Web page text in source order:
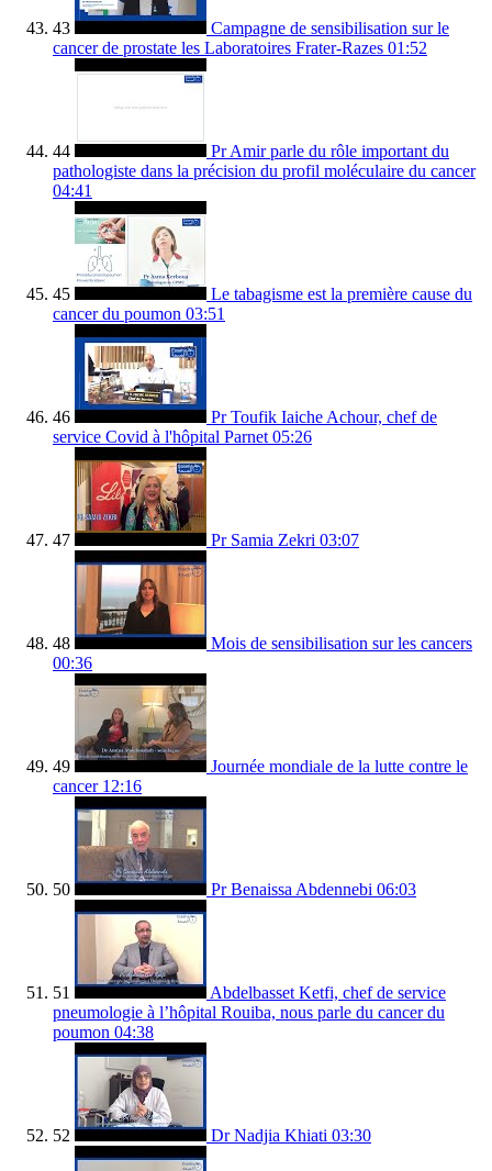
43
Campagne de sensibilisation sur le
cancer de prostate les Laboratoires Frater-Razes 01:52
44
Pr Amir parle du rôle important du
pathologiste dans la précision du profil moléculaire du cancer
04:41
45
Le tabagisme est la première cause du
cancer du poumon 03:51
46
Pr Toufik Iaiche Achour, chef de
service Covid à l'hôpital Parnet 05:26
47 Pr Samia Zekri 03:07
48
Mois de sensibilisation sur les cancers
00:36
49
Journée mondiale de la lutte contre le
cancer 12:16
50 Pr Benaissa Abdennebi 06:03
51
Abdelbasset Ketfi, chef de service
pneumologie à l’hôpital Rouiba, nous parle du cancer du
poumon 04:38
52 Dr Nadjia Khiati 03:30